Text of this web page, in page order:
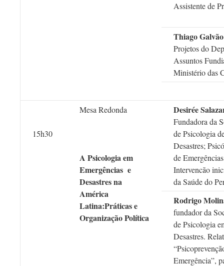
Assistente de
Thiago Galvão
Projetos do
Assuntos
Ministério das
15h30
Mesa Redonda
A Psicologia em
Emergências e
Desastres na
América
Latina:Práticas e
Organização Política
Desirée
Fundadora da
de Psicologia
Desastres;
de
Intervencão
da Saúde do
Rodrigo
fundador da
de Psicologia
Desastres.
Emergência”,